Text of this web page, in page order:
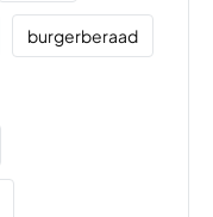
burgerberaad